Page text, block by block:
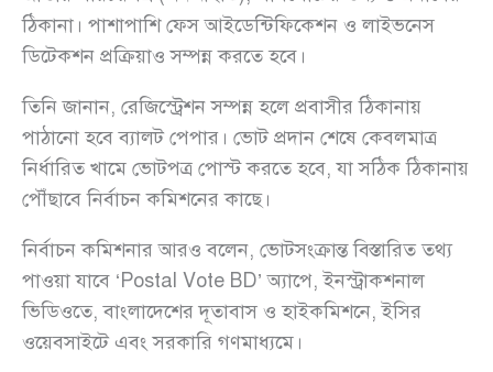
ঠিকানা। পাশাপাশি ফেস আইডেন্টিফিকেশন ও লাইভনেস
ডিটেকশন প্রক্রিয়াও সম্পন্ন করতে হবে।
তিনি জানান, রেজিস্ট্রেশন সম্পন্ন হলে প্রবাসীর ঠিকানায়
পাঠানো হবে ব্যালট পেপার। ভোট প্রদান শেষে কেবলমাত্র
নির্ধারিত খামে ভোটপত্র পোস্ট করতে হবে, যা সঠিক ঠিকানায়
পৌঁছাবে নির্বাচন কমিশনের কাছে।
নির্বাচন কমিশনার আরও বলেন, ভোটসংক্রান্ত বিস্তারিত তথ্য
পাওয়া যাবে ‘Postal Vote BD’ অ্যাপে, ইনস্ট্রাকশনাল
ভিডিওতে, বাংলাদেশের দূতাবাস ও হাইকমিশনে, ইসির
ওয়েবসাইটে এবং সরকারি গণমাধ্যমে।